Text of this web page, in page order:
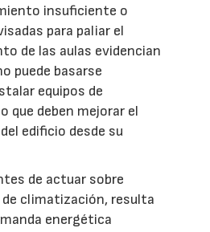
insuficiente o
para paliar el
de las aulas evidencian
puede basarse
equipos de
que deben mejorar el
edificio desde su
de actuar sobre
climatización, resulta
energética